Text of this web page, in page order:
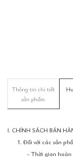
Thông tin chi tiết
sản phẩm
I. CHÍNH SÁCH BÁN
1. Đối với các sản
- Thời gian hoàn